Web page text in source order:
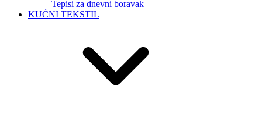
Tepisi za dnevni boravak
KUĆNI TEKSTIL